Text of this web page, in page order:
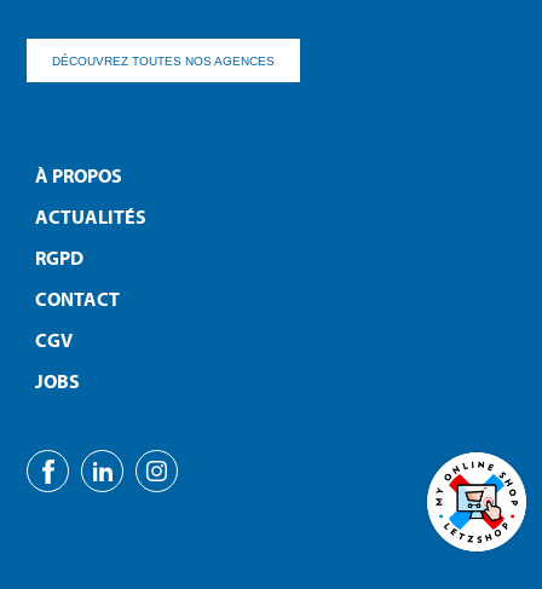
DÉCOUVREZ TOUTES NOS AGENCES
À PROPOS
ACTUALITÉS
RGPD
CONTACT
CGV
JOBS